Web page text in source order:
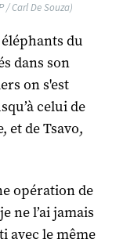
/ Carl De Souza)
du
dans son
on s'est
celui de
et de Tsavo,
opération de
ne l’ai jamais
avec le même